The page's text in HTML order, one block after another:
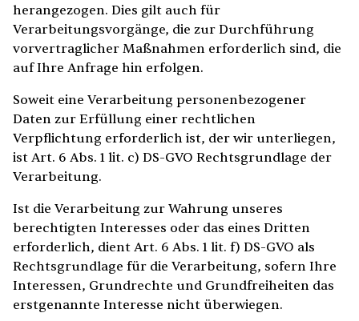
herangezogen. Dies gilt auch für
Verarbeitungsvorgänge, die zur Durchführung
vorvertraglicher Maßnahmen erforderlich sind, die
auf Ihre Anfrage hin erfolgen.
Soweit eine Verarbeitung personenbezogener
Daten zur Erfüllung einer rechtlichen
Verpflichtung erforderlich ist, der wir unterliegen,
ist Art. 6 Abs. 1 lit. c) DS-GVO Rechtsgrundlage der
Verarbeitung.
Ist die Verarbeitung zur Wahrung unseres
berechtigten Interesses oder das eines Dritten
erforderlich, dient Art. 6 Abs. 1 lit. f) DS-GVO als
Rechtsgrundlage für die Verarbeitung, sofern Ihre
Interessen, Grundrechte und Grundfreiheiten das
erstgenannte Interesse nicht überwiegen.